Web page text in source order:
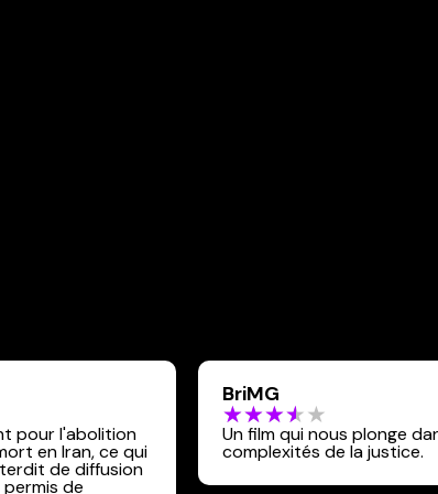
pour l'abolition
en Iran, ce qui
de diffusion
permis de
BriMG
Un film qui nous plonge
complexités de la justice.